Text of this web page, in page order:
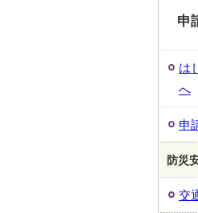
申
は
へ
申
防災
交